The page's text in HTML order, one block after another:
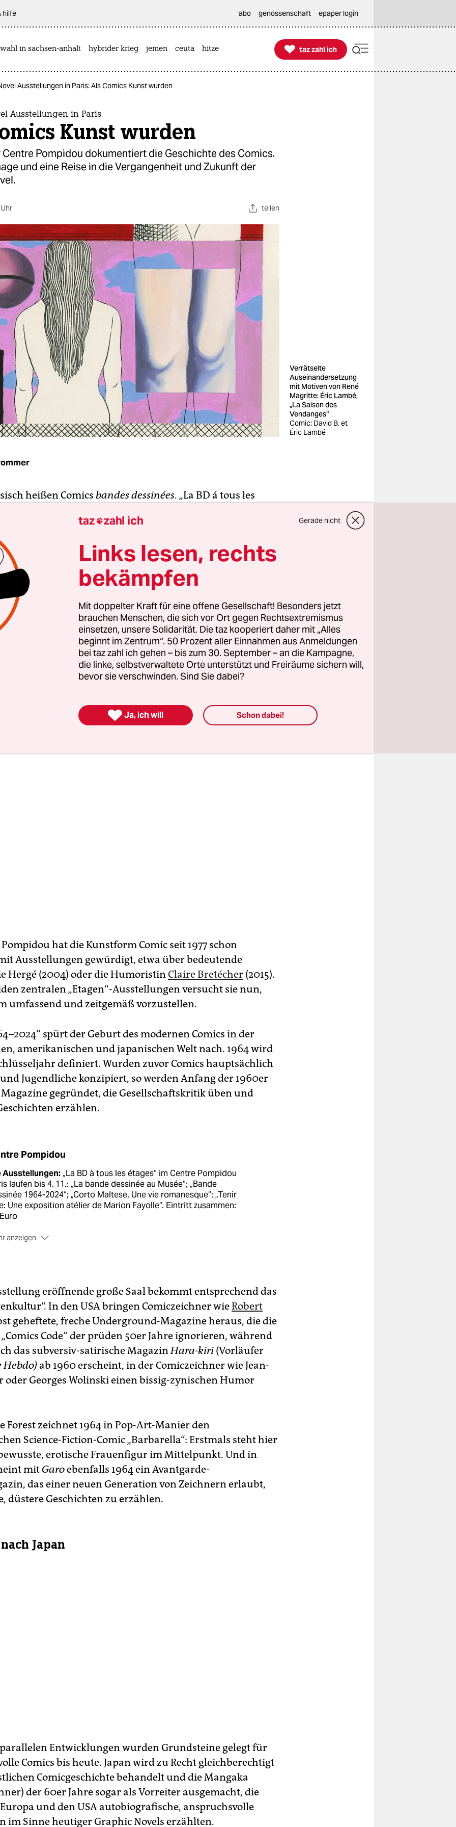
hilfe abo genossenschaft epaper login
in sachsen-anhalt hybrider krieg jemen ceuta hitze 
taz zahl ich
taz zahl ich
Ausstellungen in Paris: Als Comics Kunst wurden
Ausstellungen in Paris
Kunst wurden
Centre Pompidou dokumentiert die Geschichte des Comics.
und eine Reise in die Vergangenheit und Zukunft der
teilen
Verrätselte
Auseinandersetzung
mit Motiven von René
Magritte: Éric Lambé,
„La Saison des
Vendanges“
Comic: David B. et
Éric Lambé
heißen Comics bandes dessinées. „La BD á tous les
Pompidou, die gleich vier Ausstellungen vereint,
Ebenen
Museum“ (im 5. OG), „Comic. 1964–2024“ (6. OG) und „Corto
Leben wie ein Roman“ (2. OG). Außerdem gibt es auf der
mit „Tenir tête“ (etwa: „die Stirn bieten“) ein immersives
das von der Comiczeichnerin Marion Fayolle gestaltet
Zelten, die wie halbe Köpfe aussehen, können
poetische Universum der Zeichnerin eintauchen.
in der Bibliothek platzierte Pavillon-Ausstellung „Corto
mit zahlreichen seltenen Originalzeichnungen und
und Antihelden aus der FederHugo Pratts,
enthüllt
sowie literarische Vorbilder des italienischen
hat die Kunstform Comic seit 1977 schon
Ausstellungen gewürdigt, etwa über bedeutende
Hergé (2004) oder die HumoristinClaire Bretécher (2015).
zentralen „Etagen“-Ausstellungen versucht sie nun,
umfassend und zeitgemäß vorzustellen.
spürt der Geburt des modernen Comics in der
amerikanischen und japanischen Welt nach. 1964 wird
definiert. Wurden zuvor Comics hauptsächlich
Jugendliche konzipiert, so werden Anfang der 1960er
Magazine gegründet, die Gesellschaftskritik üben und
erzählen.
Pompidou
Ausstellungen:„La BD à tous les étages“ im Centre Pompidou
laufen bis 4. 11.: „La bande dessinée au Musée“; „Bande
1964-2024“; „Corto Maltese. Une vie romanesque“; „Tenir
Une exposition atélier de Marion Fayolle“. Eintritt zusammen:
anzeigen
eröffnende große Saal bekommt entsprechend das
In den USA bringen Comiczeichner wieRobert
geheftete, freche Underground-Magazine heraus, die die
Code“ der prüden 50er Jahre ignorieren, während
das subversiv-satirische MagazinHara-kiri (Vorläufer
Hebdo) ab 1960 erscheint, in der Comiczeichner wie Jean-
oder Georges Wolinski einen bissig-zynischen Humor
Forest zeichnet 1964 in Pop-Art-Manier den
­Science-Fiction-Comic „Barbarella“: Erstmals steht hier
erotische Frauen­figur im Mittelpunkt. Und in
mitGaroebenfalls 1964 ein Avantgarde-
das einer neuen Generation von Zeichnern erlaubt,
düstere Geschichten zu erzählen.
Japan
Entwicklungen wurden Grundsteine gelegt für
Comics bis heute. Japan wird zu Recht gleichberechtigt
Comicgeschichte behandelt und die Mangaka
der 60er Jahre sogar als Vorreiter ausgemacht, die
und den USA autobiografische, anspruchsvolle
im Sinne heutiger Graphic Novels erzählten.
taz zahl ich Gerade nicht
Links lesen, rechts
bekämpfen
Mit doppelter Kraft für eine offene Gesellschaft! Besonders jetzt
brauchen Menschen, die sich vor Ort gegen Rechtsextremismus
einsetzen, unsere Solidarität. Die taz kooperiert daher mit „Alles
beginnt im Zentrum“. 50 Prozent aller Einnahmen aus Anmeldungen
bei taz zahl ich gehen – bis zum 30. September – an die Kampagne,
die linke, selbstverwaltete Orte unterstützt und Freiräume sichern will,
bevor sie verschwinden. Sind Sie dabei?
 Ja, ich will Schon dabei!